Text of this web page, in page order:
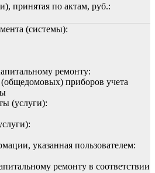
принятая по актам, руб.:
(системы):
ремонту:
приборов учета
(услуги):
указанная пользователем:
ремонту в соответствии